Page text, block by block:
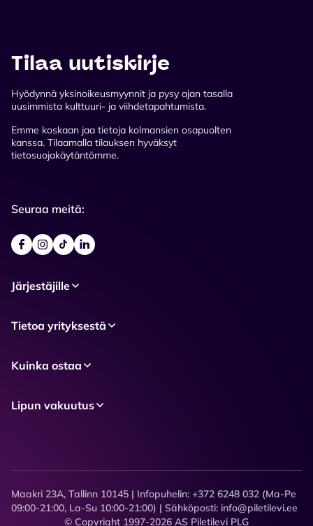
Tilaa uutiskirje
Hyödynnä yksinoikeusmyynnit ja pysy ajan tasalla
uusimmista kulttuuri- ja viihdetapahtumista.
Emme koskaan jaa tietoja kolmansien osapuolten
kanssa. Tilaamalla tilauksen hyväksyt
tietosuojakäytäntömme.
Seuraa meitä:
Järjestäjille
Tietoa yrityksestä
Kuinka ostaa
Lipun vakuutus
Maakri 23A, Tallinn 10145 | Infopuhelin: +372 6248 032 (Ma-Pe
09:00-21:00, La-Su 10:00-21:00) | Sähköposti: info@piletilevi.ee
© Copyright 1997-2026 AS Piletilevi PLG